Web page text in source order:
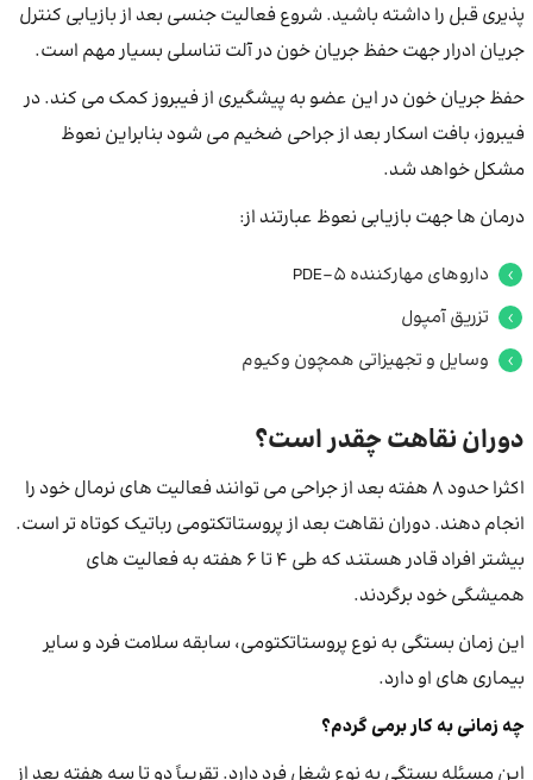
پذیری قبل را داشته باشید. شروع فعالیت جنسی بعد از بازیابی کنترل
جریان ادرار جهت حفظ جریان خون در آلت تناسلی بسیار مهم است.
حفظ جریان خون در این عضو به پیشگیری از فیبروز کمک می کند. در
فیبروز، بافت اسکار بعد از جراحی ضخیم می شود بنابراین نعوظ
مشکل خواهد شد.
درمان ها جهت بازیابی نعوظ عبارتند از:
داروهای مهارکننده PDE-5
تزریق آمپول
وسایل و تجهیزاتی همچون وکیوم
دوران نقاهت چقدر است؟
اکثرا حدود ۸ هفته بعد از جراحی می ‌توانند فعالیت ‌های نرمال خود را
انجام دهند. دوران نقاهت بعد از پروستاتکتومی رباتیک کوتاه تر است.
بیشتر افراد قادر هستند که طی ۴ تا ۶ هفته به فعالیت های
همیشگی خود برگردند.
این زمان بستگی به نوع پروستاتکتومی، سابقه سلامت فرد و سایر
بیماری های او دارد.
چه زمانی به کار برمی گردم؟
این مسئله بستگی به نوع شغل فرد دارد. تقریباً دو تا سه هفته بعد از